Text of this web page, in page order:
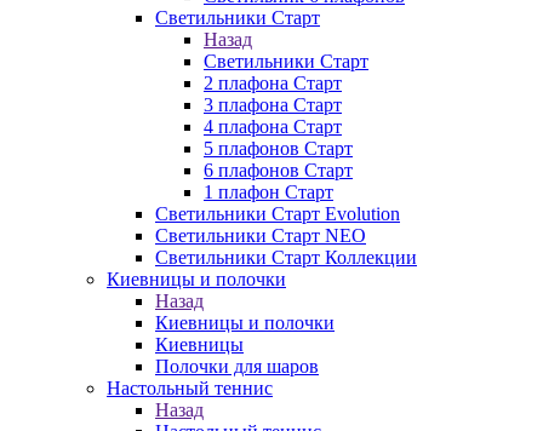
Светильники Старт
Назад
Светильники Старт
2 плафона Старт
3 плафона Старт
4 плафона Старт
5 плафонов Старт
6 плафонов Старт
1 плафон Старт
Светильники Старт Evolution
Светильники Старт NEO
Светильники Старт Коллекции
Киевницы и полочки
Назад
Киевницы и полочки
Киевницы
Полочки для шаров
Настольный теннис
Назад